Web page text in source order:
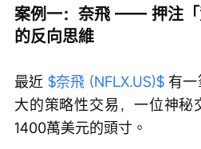
案例一：奈飛 —— 押注「
的反向思維
最近 $奈飛 (NFLX.US)$ 有一
大的策略性交易，一位神秘
1400萬美元的頭寸。